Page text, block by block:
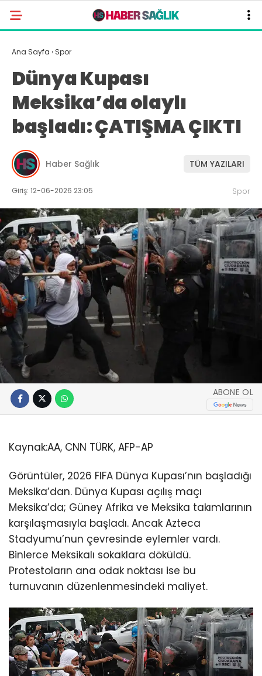
Ana Sayfa › Spor
Dünya Kupası
Meksika’da olaylı
başladı: ÇATIŞMA ÇIKTI
Haber Sağlık TÜM YAZILARI
Giriş: 12-06-2026 23:05 Spor
ABONE OL
Kaynak:AA, CNN TÜRK, AFP-AP
Görüntüler, 2026 FIFA Dünya Kupası’nın başladığı
Meksika’dan. Dünya Kupası açılış maçı
Meksika’da; Güney Afrika ve Meksika takımlarının
karşılaşmasıyla başladı. Ancak Azteca
Stadyumu’nun çevresinde eylemler vardı.
Binlerce Meksikalı sokaklara döküldü.
Protestoların ana odak noktası ise bu
turnuvanın düzenlenmesindeki maliyet.